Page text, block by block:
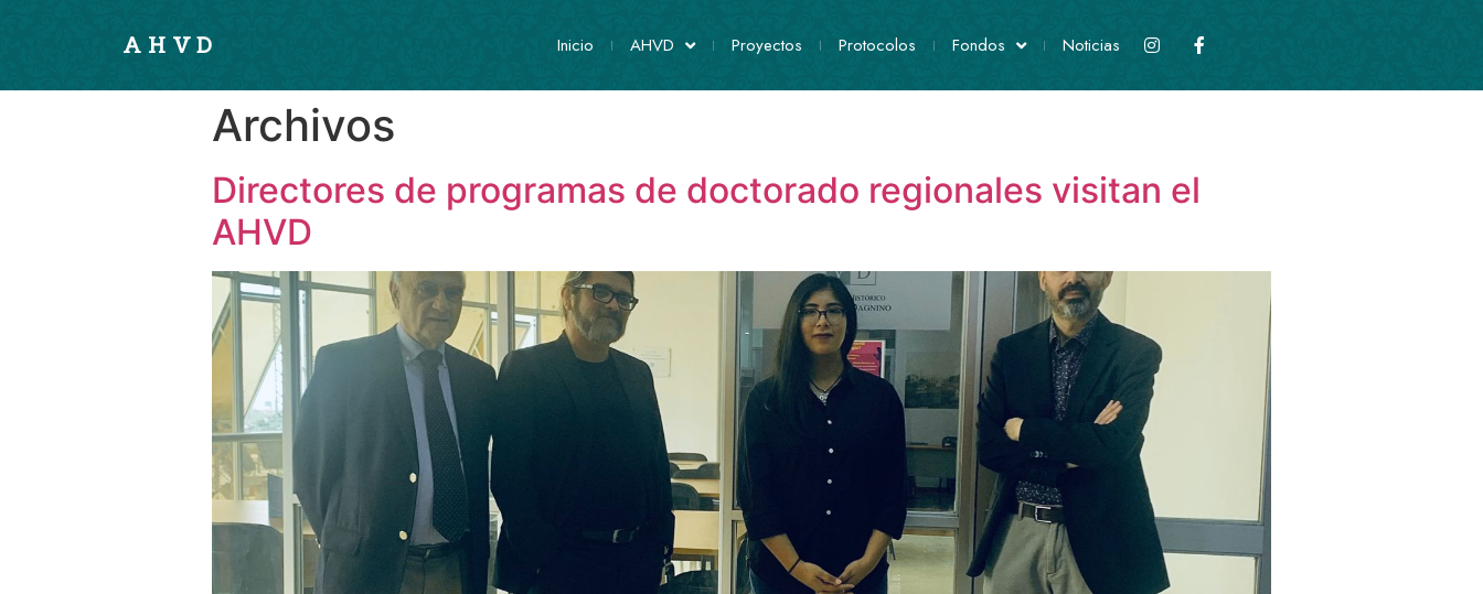
AHVD Inicio AHVD Proyectos Protocolos Fondos Noticias
Archivos
Directores de programas de doctorado regionales visitan el
AHVD